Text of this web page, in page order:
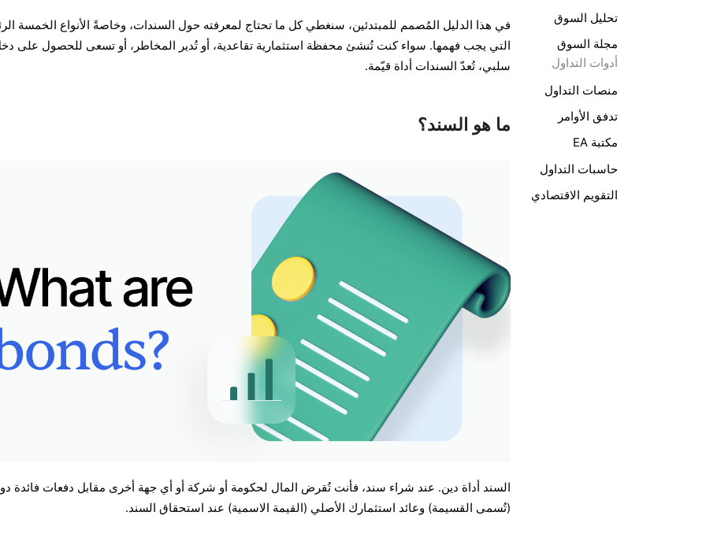
تحليل السوق
مجلة السوق
أدوات التداول
منصات التداول
تدفق الأوامر
مكتبة EA
حاسبات التداول
التقويم الاقتصادي
في هذا الدليل المُصمم للمبتدئين، سنغطي كل ما تحتاج لمعرفته حول السندات، وخاصةً الأنواع الخمسة
التي يجب فهمها. سواء كنت تُنشئ محفظة استثمارية تقاعدية، أو تُدير المخاطر، أو تسعى للحصول على
سلبي، تُعدّ السندات أداة قيّمة.
ما هو السند؟
السند أداة دين. عند شراء سند، فأنت تُقرض المال لحكومة أو شركة أو أي جهة أخرى مقابل دفعات فائدة
(تُسمى القسيمة) وعائد استثمارك الأصلي (القيمة الاسمية) عند استحقاق السند.